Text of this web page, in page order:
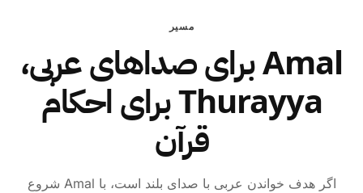
مسیر
Amal برای صداهای عربی،
Thurayya برای احکام
قرآن
اگر هدف خواندن عربی با صدای بلند است، با Amal شروع